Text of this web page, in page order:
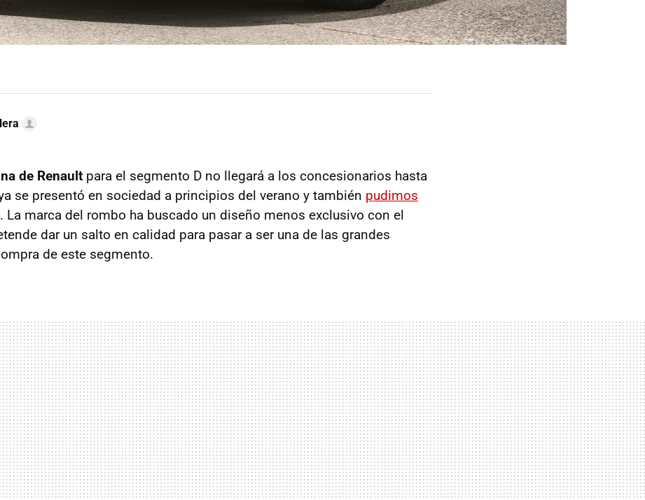
de Renault para el segmento D no llegará a los concesionarios hasta
se presentó en sociedad a principios del verano y también pudimos
. La marca del rombo ha buscado un diseño menos exclusivo con el
dar un salto en calidad para pasar a ser una de las grandes
de este segmento.